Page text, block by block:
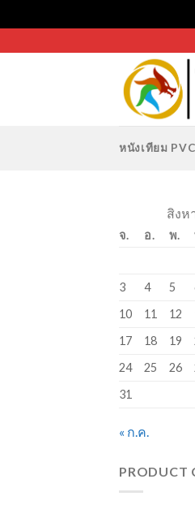
to
หนังเทียม
สิงห
จ. อ. พ.
3
4 5
10
11 12
17
18 19
24
25 26
31
« ก.ค.
PRODUCT